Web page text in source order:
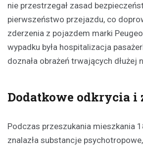
nie przestrzegał zasad
pierwszeństwo przejazdu, co
zderzenia z pojazdem marki
wypadku była hospitalizacja
doznała obrażeń trwających dłużej
Dodatkowe odkrycia i
Podczas przeszukania mieszkania
znalazła substancje